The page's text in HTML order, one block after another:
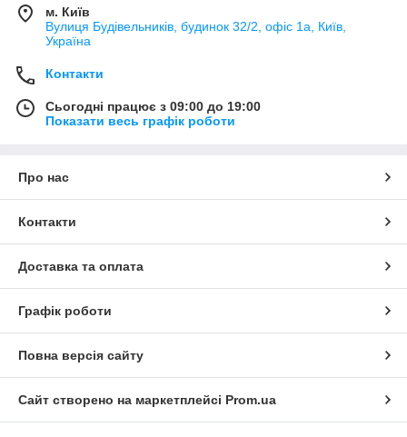
м. Київ
Вулиця Будівельників, будинок 32/2, офіс 1а, Київ,
Україна
Контакти
Сьогодні працює з 09:00 до 19:00
Показати весь графік роботи
Про нас
Контакти
Доставка та оплата
Графік роботи
Повна версія сайту
Сайт створено на маркетплейсі Prom.ua